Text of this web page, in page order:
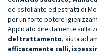
ed esfoliante ed estratti di
per un forte potere
Applicato direttamente sulla
del trattamento, aiuta ad
efficacemente calli,